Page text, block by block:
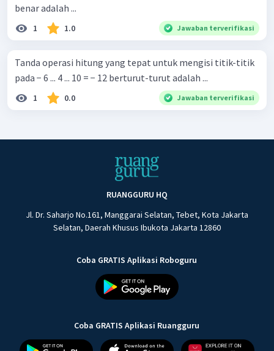
benar adalah ...
1 1.0 Jawaban terverifikasi
Tanda operasi hitung yang tepat untuk mengisi titik-titik
pada − 6 ... 4 ... 10 = − 12 berturut-turut adalah ...
1 0.0 Jawaban terverifikasi
RUANGGURU HQ
Jl. Dr. Saharjo No.161, Manggarai Selatan, Tebet, Kota Jakarta
Selatan, Daerah Khusus Ibukota Jakarta 12860
Coba GRATIS Aplikasi Roboguru
Coba GRATIS Aplikasi Ruangguru